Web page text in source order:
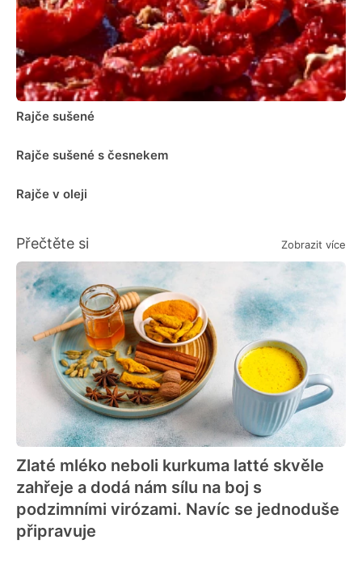
Rajče sušené
Rajče sušené s česnekem
Rajče v oleji
Přečtěte si Zobrazit více
Zlaté mléko neboli kurkuma latté skvěle
zahřeje a dodá nám sílu na boj s
podzimními virózami. Navíc se jednoduše
připravuje